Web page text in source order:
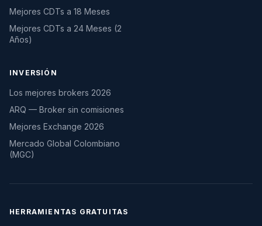
Mejores CDTs a 18 Meses
Mejores CDTs a 24 Meses (2
Años)
INVERSIÓN
Los mejores brokers 2026
ARQ — Broker sin comisiones
Mejores Exchange 2026
Mercado Global Colombiano
(MGC)
HERRAMIENTAS GRATUITAS